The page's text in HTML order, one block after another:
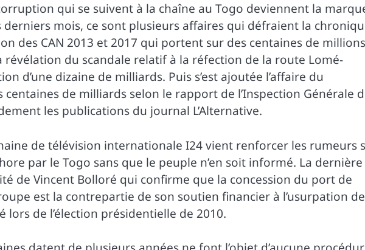
qui se suivent à la chaîne au Togo deviennent la
mois, ce sont plusieurs affaires qui défraient la
des CAN 2013 et 2017 qui portent sur des centaines de millions
révélation du scandale relatif à la réfection de la route Lomé-
d’une dizaine de milliards. Puis s’est ajoutée l’affaire du
de milliards selon le rapport de l’Inspection Générale
les publications du journal L’Alternative.
de télévision internationale I24 vient renforcer les rumeurs
par le Togo sans que le peuple n’en soit informé. La dernière
de Vincent Bolloré qui confirme que la concession du port de
est la contrepartie de son soutien financier à l’usurpation
lors de l’élection présidentielle de 2010.